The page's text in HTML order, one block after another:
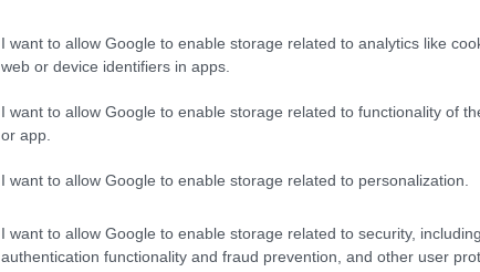
I want to allow Google to enable storage related to analytics like
web or device identifiers in apps.
I want to allow Google to enable storage related to functionality of
or app.
I want to allow Google to enable storage related to personalization.
I want to allow Google to enable storage related to security, including
authentication functionality and fraud prevention, and other user